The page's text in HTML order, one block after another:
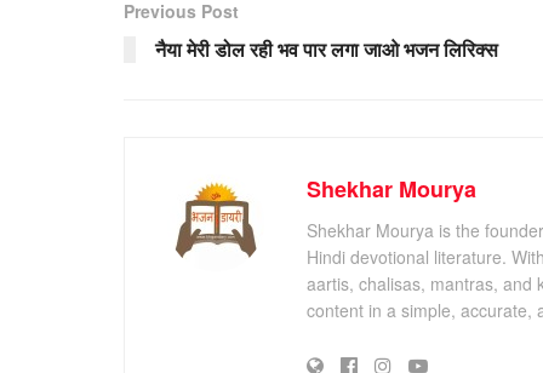
Previous Post
नैया मेरी डोल रही भव पार लगा जाओ भजन लिरिक्स
Shekhar Mourya
Shekhar Mourya is the
Hindi devotional literature.
aartis, chalisas, mantras, and
content in a simple, accurate,